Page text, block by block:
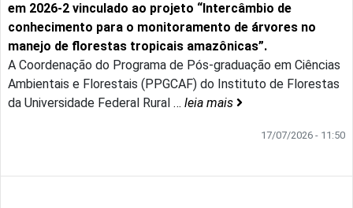
em 2026-2 vinculado ao projeto “Intercâmbio de
conhecimento para o monitoramento de árvores no
manejo de florestas tropicais amazônicas”.
A Coordenação do Programa de Pós-graduação em Ciências
Ambientais e Florestais (PPGCAF) do Instituto de Florestas
da Universidade Federal Rural … leia mais
17/07/2026 - 11:50